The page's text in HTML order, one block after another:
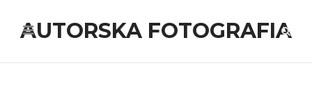
AUTORSKA FOTOGRAFIA